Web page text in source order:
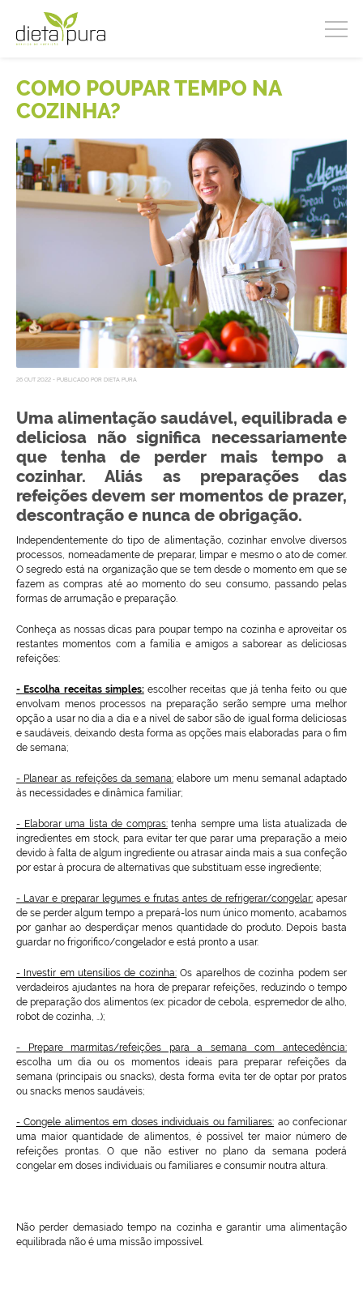
COMO POUPAR TEMPO NA
COZINHA?
26 OUT 2022 - PUBLICADO POR DIETA PURA
Uma alimentação saudável, equilibrada e
deliciosa não significa necessariamente
que tenha de perder mais tempo a
cozinhar. Aliás as preparações das
refeições devem ser momentos de prazer,
descontração e nunca de obrigação.
Independentemente do tipo de alimentação, cozinhar envolve diversos
processos, nomeadamente de preparar, limpar e mesmo o ato de comer.
O segredo está na organização que se tem desde o momento em que se
fazem as compras até ao momento do seu consumo, passando pelas
formas de arrumação e preparação.
Conheça as nossas dicas para poupar tempo na cozinha e aproveitar os
restantes momentos com a família e amigos a saborear as deliciosas
refeições:
- Escolha receitas simples:escolher receitas que já tenha feito ou que
envolvam menos processos na preparação serão sempre uma melhor
opção a usar no dia a dia e a nível de sabor são de igual forma deliciosas
e saudáveis, deixando desta forma as opções mais elaboradas para o fim
de semana;
- Planear as refeições da semana: elabore um menu semanal adaptado
às necessidades e dinâmica familiar;
- Elaborar uma lista de compras:tenha sempre uma lista atualizada de
ingredientes em stock, para evitar ter que parar uma preparação a meio
devido à falta de algum ingrediente ou atrasar ainda mais a sua confeção
por estar à procura de alternativas que substituam esse ingrediente;
- Lavar e preparar legumes e frutas antes de refrigerar/congelar: apesar
de se perder algum tempo a prepará-los num único momento, acabamos
por ganhar ao desperdiçar menos quantidade do produto. Depois basta
guardar no frigorífico/congelador e está pronto a usar.
- Investir em utensílios de cozinha:Os aparelhos de cozinha podem ser
verdadeiros ajudantes na hora de preparar refeições, reduzindo o tempo
de preparação dos alimentos (ex: picador de cebola, espremedor de alho,
robot de cozinha, …);
- Prepare marmitas/refeições para a semana com antecedência:
escolha um dia ou os momentos ideais para preparar refeições da
semana (principais ou snacks), desta forma evita ter de optar por pratos
ou snacks menos saudáveis;
- Congele alimentos em doses individuais ou familiares: ao confecionar
uma maior quantidade de alimentos, é possível ter maior número de
refeições prontas. O que não estiver no plano da semana poderá
congelar em doses individuais ou familiares e consumir noutra altura.
Não perder demasiado tempo na cozinha e garantir uma alimentação
equilibrada não é uma missão impossível.